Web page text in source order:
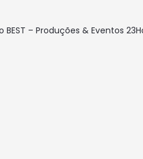
– Produções & Eventos